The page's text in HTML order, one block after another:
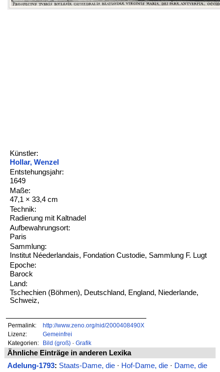
Künstler:
Hollar, Wenzel
Entstehungsjahr:
1649
Maße:
47,1 × 33,4 cm
Technik:
Radierung mit Kaltnadel
Aufbewahrungsort:
Paris
Sammlung:
Institut Néederlandais, Fondation Custodie, Sammlung F. Lugt
Epoche:
Barock
Land:
Tschechien (Böhmen), Deutschland, England, Niederlande,
Schweiz,
Permalink:
http://www.zeno.org/nid/2000408490X
Lizenz:
Gemeinfrei
Kategorien:
Bild (groß)· Grafik
Ähnliche Einträge in anderen Lexika
Adelung-1793: Staats-Dame, die· Hof-Dame, die· Dame, die